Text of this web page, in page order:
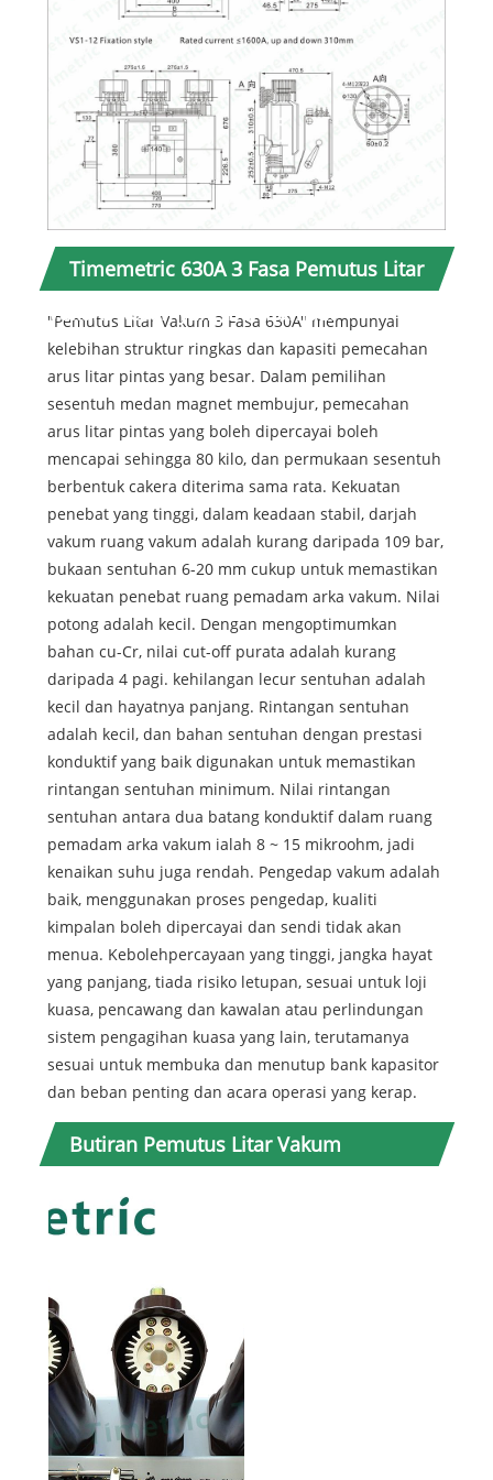
Timemetric 630A 3 Fasa Pemutus Litar
Vakum Kesan yang bermanfaat
"Pemutus Litar Vakum 3 Fasa 630A" mempunyai
kelebihan struktur ringkas dan kapasiti pemecahan
arus litar pintas yang besar. Dalam pemilihan
sesentuh medan magnet membujur, pemecahan
arus litar pintas yang boleh dipercayai boleh
mencapai sehingga 80 kilo, dan permukaan sesentuh
berbentuk cakera diterima sama rata. Kekuatan
penebat yang tinggi, dalam keadaan stabil, darjah
vakum ruang vakum adalah kurang daripada 109 bar,
bukaan sentuhan 6-20 mm cukup untuk memastikan
kekuatan penebat ruang pemadam arka vakum. Nilai
potong adalah kecil. Dengan mengoptimumkan
bahan cu-Cr, nilai cut-off purata adalah kurang
daripada 4 pagi. kehilangan lecur sentuhan adalah
kecil dan hayatnya panjang. Rintangan sentuhan
adalah kecil, dan bahan sentuhan dengan prestasi
konduktif yang baik digunakan untuk memastikan
rintangan sentuhan minimum. Nilai rintangan
sentuhan antara dua batang konduktif dalam ruang
pemadam arka vakum ialah 8 ~ 15 mikroohm, jadi
kenaikan suhu juga rendah. Pengedap vakum adalah
baik, menggunakan proses pengedap, kualiti
kimpalan boleh dipercayai dan sendi tidak akan
menua. Kebolehpercayaan yang tinggi, jangka hayat
yang panjang, tiada risiko letupan, sesuai untuk loji
kuasa, pencawang dan kawalan atau perlindungan
sistem pengagihan kuasa yang lain, terutamanya
sesuai untuk membuka dan menutup bank kapasitor
dan beban penting dan acara operasi yang kerap.
Butiran Pemutus Litar Vakum